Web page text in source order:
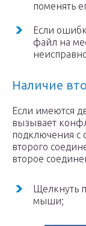
поменять
Если
файл на
Наличие
Если имеются
вызывает
подключения с
второго
второе
Щелкнуть
мыши;